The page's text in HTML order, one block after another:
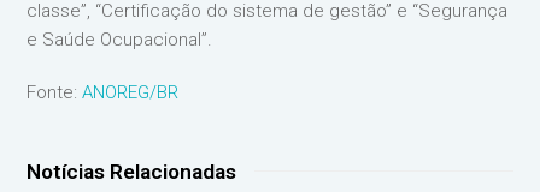
classe”, “Certificação do sistema de gestão” e “Segurança
e Saúde Ocupacional”.
Fonte:ANOREG/BR
Notícias Relacionadas